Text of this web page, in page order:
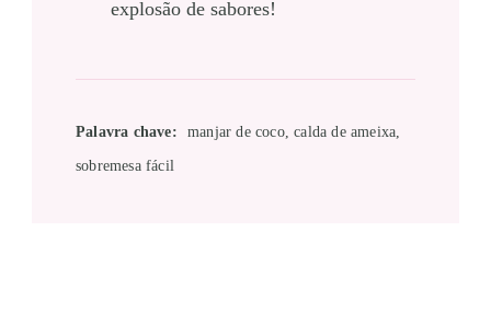
explosão de sabores!
Palavra chave:
manjar de coco, calda de ameixa,
sobremesa fácil